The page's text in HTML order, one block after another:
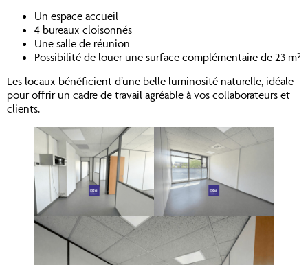
Un espace accueil
4 bureaux cloisonnés
Une salle de réunion
Possibilité de louer une surface complémentaire de 23 m²
Les locaux bénéficient d’une belle luminosité naturelle, idéale
pour offrir un cadre de travail agréable à vos collaborateurs et
clients.